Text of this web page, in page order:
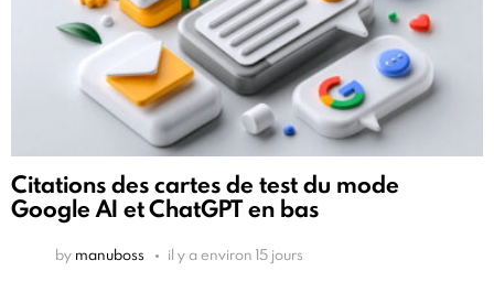
Citations des cartes de test du mode
Google AI et ChatGPT en bas
by manuboss il y a environ 15 jours